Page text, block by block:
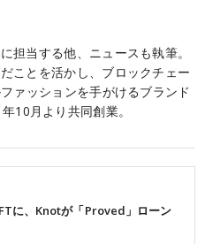
担当する他、ニュースも執筆。
ことを活かし、ブロックチェー
ァッションを手がけるブランド
10月より共同創業。
に、Knotが「Proved」ローン